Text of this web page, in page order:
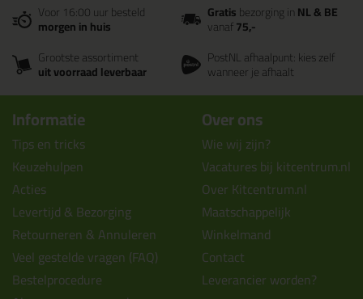
Voor 16:00 uur besteld
morgen in huis
Gratisbezorging inNL & BE
vanaf75,-
Grootste assortiment
uit voorraad leverbaar
PostNL afhaalpunt: kies zelf
wanneer je afhaalt
Informatie
Tips en tricks
Keuzehulpen
Acties
Levertijd & Bezorging
Retourneren & Annuleren
Veel gestelde vragen (FAQ)
Bestelprocedure
Over ons
Wie wij zijn?
Vacatures bij kitcentrum.nl
Over Kitcentrum.nl
Maatschappelijk
Winkelmand
Contact
Leverancier worden?